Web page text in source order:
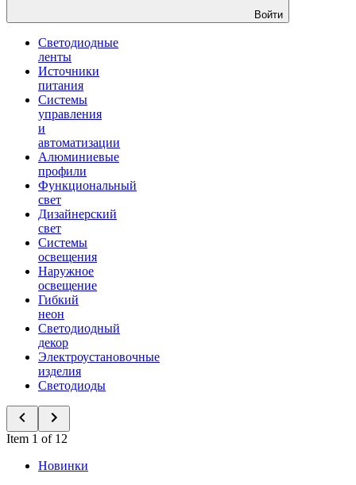
Войти
Светодиодные
ленты
Источники
питания
Системы
управления
и
автоматизации
Алюминиевые
профили
Функциональный
свет
Дизайнерский
свет
Системы
освещения
Наружное
освещение
Гибкий
неон
Светодиодный
декор
Электроустановочные
изделия
Светодиоды
Item 1 of 12
Новинки